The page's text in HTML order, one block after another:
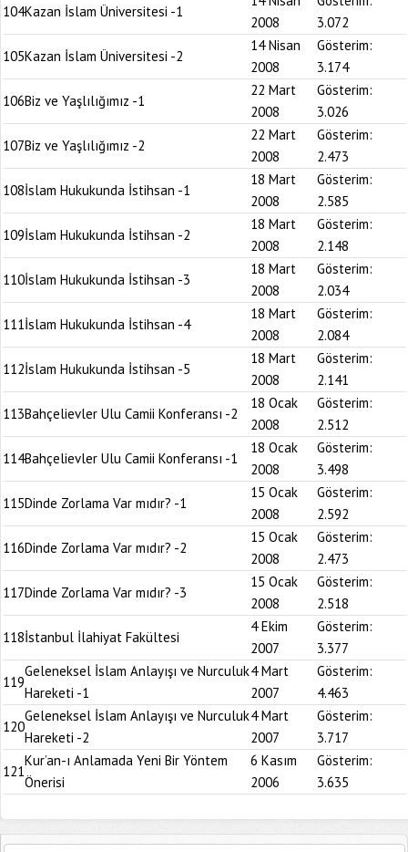
104Kazan İslam Üniversitesi -1
2008
3.072
105Kazan İslam Üniversitesi -2
14 Nisan
2008
Gösterim:
3.174
106Biz ve Yaşlılığımız -1
22 Mart
2008
Gösterim:
3.026
107Biz ve Yaşlılığımız -2
22 Mart
2008
Gösterim:
2.473
108İslam Hukukunda İstihsan -1
18 Mart
2008
Gösterim:
2.585
109İslam Hukukunda İstihsan -2
18 Mart
2008
Gösterim:
2.148
110İslam Hukukunda İstihsan -3
18 Mart
2008
Gösterim:
2.034
111İslam Hukukunda İstihsan -4
18 Mart
2008
Gösterim:
2.084
112İslam Hukukunda İstihsan -5
18 Mart
2008
Gösterim:
2.141
113Bahçelievler Ulu Camii Konferansı -2
18 Ocak
2008
Gösterim:
2.512
114Bahçelievler Ulu Camii Konferansı -1
18 Ocak
2008
Gösterim:
3.498
115Dinde Zorlama Var mıdır? -1
15 Ocak
2008
Gösterim:
2.592
116Dinde Zorlama Var mıdır? -2
15 Ocak
2008
Gösterim:
2.473
117Dinde Zorlama Var mıdır? -3
15 Ocak
2008
Gösterim:
2.518
118İstanbul İlahiyat Fakültesi
4 Ekim
2007
Gösterim:
3.377
119
Geleneksel İslam Anlayışı ve Nurculuk
Hareketi -1
4 Mart
2007
Gösterim:
4.463
120
Geleneksel İslam Anlayışı ve Nurculuk
Hareketi -2
4 Mart
2007
Gösterim:
3.717
121
Kur’an-ı Anlamada Yeni Bir Yöntem
Önerisi
6 Kasım
2006
Gösterim:
3.635